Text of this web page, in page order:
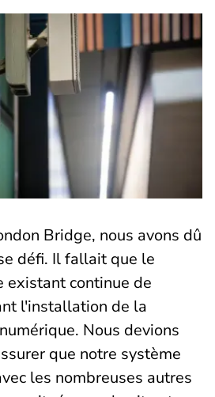
Bridge, nous avons dû
défi. Il fallait que le
existant continue de
l'installation de la
Nous devions
que notre système
les nombreuses autres